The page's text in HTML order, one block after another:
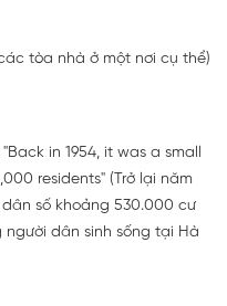
tòa nhà ở một nơi cụ thể)
in 1954, it was a small
residents" (Trở lại năm
số khoảng 530.000 cư
người dân sinh sống tại Hà